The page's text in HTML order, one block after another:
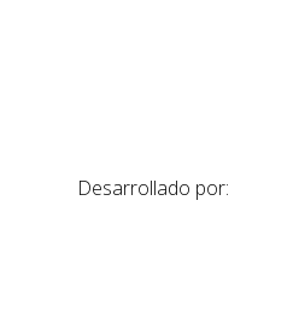
Desarrollado por: